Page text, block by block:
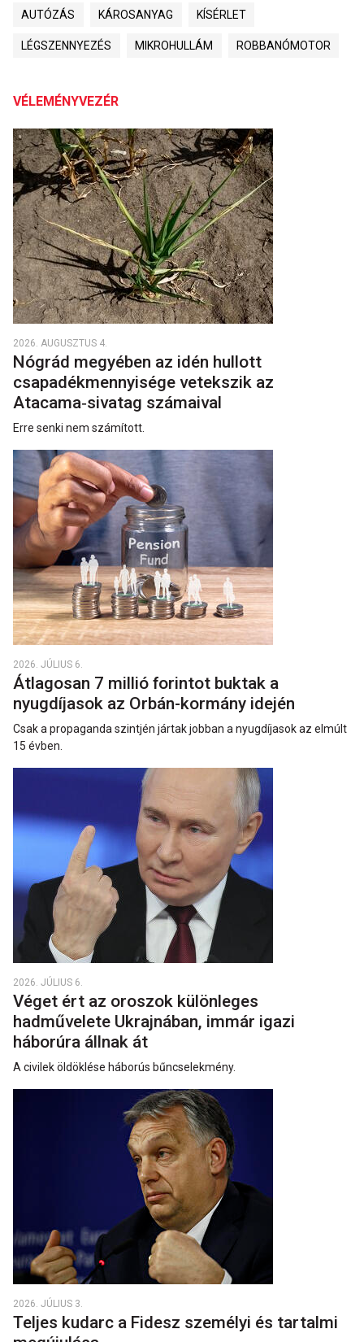
AUTÓZÁS KÁROSANYAG KÍSÉRLET
LÉGSZENNYEZÉS MIKROHULLÁM ROBBANÓMOTOR
VÉLEMÉNYVEZÉR
2026. AUGUSZTUS 4.
Nógrád megyében az idén hullott
csapadékmennyisége vetekszik az
Atacama‑sivatag számaival
Erre senki nem számított.
2026. JÚLIUS 6.
Átlagosan 7 millió forintot buktak a
nyugdíjasok az Orbán-kormány idején
Csak a propaganda szintjén jártak jobban a nyugdíjasok az elmúlt
15 évben.
2026. JÚLIUS 6.
Véget ért az oroszok különleges
hadművelete Ukrajnában, immár igazi
háborúra állnak át
A civilek öldöklése háborús bűncselekmény.
2026. JÚLIUS 3.
Teljes kudarc a Fidesz személyi és tartalmi